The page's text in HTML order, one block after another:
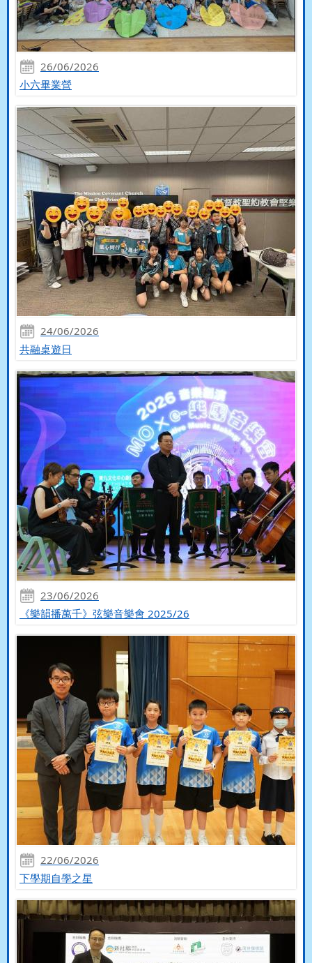
26/06/2026
小六畢業營
24/06/2026
共融桌遊日
23/06/2026
《樂韻播萬千》弦樂音樂會 2025/26
22/06/2026
下學期自學之星